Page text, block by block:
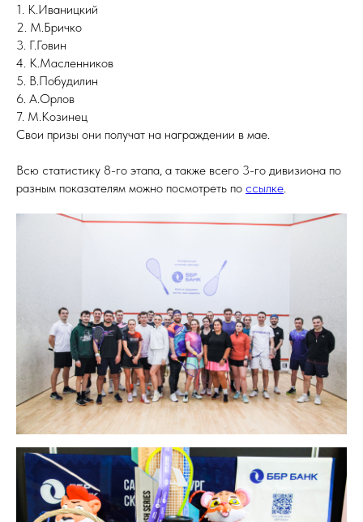
1. К.Иваницкий
2. М.Бричко
3. Г.Говин
4. К.Масленников
5. В.Побудилин
6. А.Орлов
7. М.Козинец
Свои призы они получат на награждении в мае.
Всю статистику 8-го этапа, а также всего 3-го дивизиона по
разным показателям можно посмотреть по ссылке.